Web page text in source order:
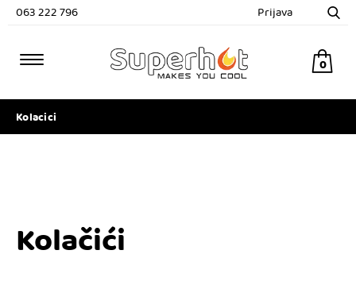
063 222 796 Prijava
Kolacici
Kolačići
0